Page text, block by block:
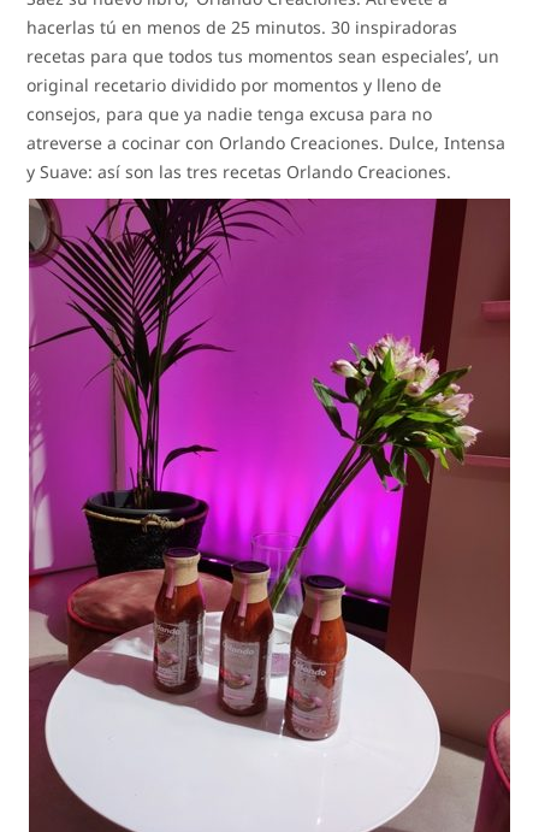
hacerlas tú en menos de 25 minutos. 30 inspiradoras
recetas para que todos tus momentos sean especiales’, un
original recetario dividido por momentos y lleno de
consejos, para que ya nadie tenga excusa para no
atreverse a cocinar con Orlando Creaciones. Dulce, Intensa
y Suave: así son las tres recetas Orlando Creaciones.